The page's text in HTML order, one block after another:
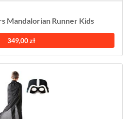
Mandalorian Runner Kids
349,00 zł